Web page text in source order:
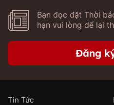
Bạn đọc đặt Thời
hạn vui lòng để lại
Đăng
Tin Tức